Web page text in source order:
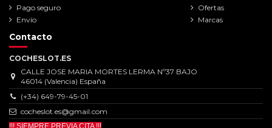
Pago seguro
Envío
Ofertas
Marcas
Contacto
COCHESLOT.ES
CALLE JOSE MARIA MORTES LERMA Nº37 BAJO
46014 (Valencia) España
(+34) 649-79-45-01
cocheslot.es@gmail.com
!!! SIEMPRE PREVIA CITA !!!